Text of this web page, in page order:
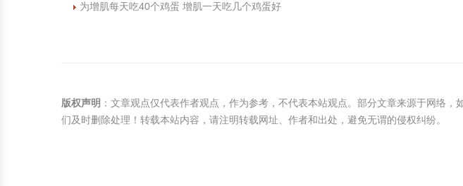
为增肌每天吃40个鸡蛋 增肌一天吃几个鸡蛋好
版权声明 ：文章观点仅代表作者观点，作为参考，不代表本站观点。部分文章来源于网络
们及时删除处理！转载本站内容，请注明转载网址、作者和出处，避免无谓的侵权纠纷。